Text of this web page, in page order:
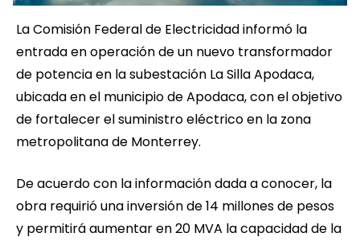
La Comisión Federal de Electricidad informó la
entrada en operación de un nuevo transformador
de potencia en la subestación La Silla Apodaca,
ubicada en el municipio de Apodaca, con el objetivo
de fortalecer el suministro eléctrico en la zona
metropolitana de Monterrey.
De acuerdo con la información dada a conocer, la
obra requirió una inversión de 14 millones de pesos
y permitirá aumentar en 20 MVA la capacidad de la